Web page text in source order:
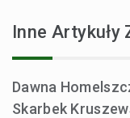
Inne Artykuły
Dawna
Skarbek